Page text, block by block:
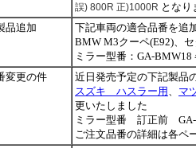
誤) 800R 正)1000R とな
品追加
下記車両の適合品番を追
BMW M3クーペ(E92)、
ミラー型番：GA-
変更の件
近日発売予定の下記製
スズキ ハスラー用 、 マ
更いたしました
ミラー型番 訂正前
ご注文品番の詳細は各ペ